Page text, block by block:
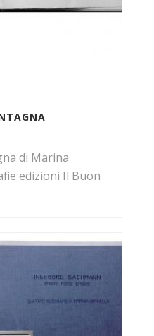
di Marina
edizioni Il Buon